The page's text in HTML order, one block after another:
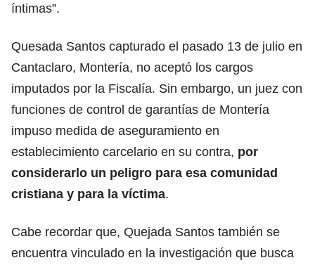
íntimas”.
Quesada Santos capturado el pasado 13 de julio en
Cantaclaro, Montería, no aceptó los cargos
imputados por la Fiscalía. Sin embargo, un juez con
funciones de control de garantías de Montería
impuso medida de aseguramiento en
establecimiento carcelario en su contra, por
considerarlo un peligro para esa comunidad
cristiana y para la víctima.
Cabe recordar que, Quejada Santos también se
encuentra vinculado en la investigación que busca